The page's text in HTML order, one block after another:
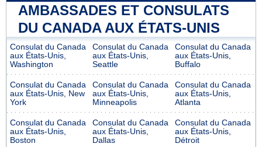
AMBASSADES ET CONSULATS
DU CANADA AUX ÉTATS-UNIS
Consulat du Canada
aux États-Unis,
Washington
Consulat du Canada
aux États-Unis,
Seattle
Consulat du Canada
aux États-Unis,
Buffalo
Consulat du Canada
aux États-Unis, New
York
Consulat du Canada
aux États-Unis,
Minneapolis
Consulat du Canada
aux États-Unis,
Atlanta
Consulat du Canada
aux États-Unis,
Boston
Consulat du Canada
aux États-Unis,
Dallas
Consulat du Canada
aux États-Unis,
Détroit